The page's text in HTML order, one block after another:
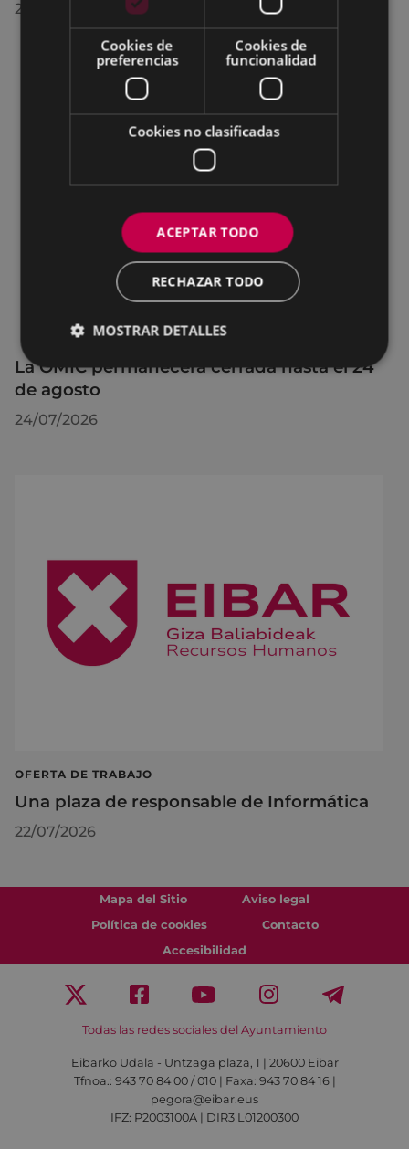
28/07/2026
La OMIC permanecerá cerrada hasta el 24
de agosto
24/07/2026
OFERTA DE TRABAJO
Una plaza de responsable de Informática
22/07/2026
Mapa del Sitio
Aviso legal
Política de cookies
Contacto
Accesibilidad
Todas las redes sociales del Ayuntamiento
Eibarko Udala - Untzaga plaza, 1 | 20600 Eibar
Tfnoa.: 943 70 84 00 / 010 | Faxa: 943 70 84 16 |
pegora@eibar.eus
IFZ: P2003100A | DIR3 L01200300
Cookies de
preferencias
Cookies de
funcionalidad
Cookies no clasificadas
ACEPTAR TODO
RECHAZAR TODO
MOSTRAR DETALLES